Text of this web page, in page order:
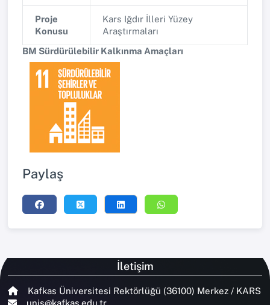
Proje
Konusu
Kars Iğdır İlleri Yüzey
Araştırmaları
BM Sürdürülebilir Kalkınma Amaçları
Paylaş
İletişim
Kafkas Üniversitesi Rektörlüğü (36100) Merkez / KARS
unis@kafkas.edu.tr